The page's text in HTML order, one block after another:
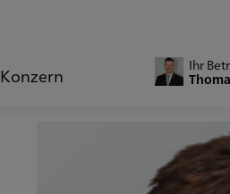
Konzern
Ihr